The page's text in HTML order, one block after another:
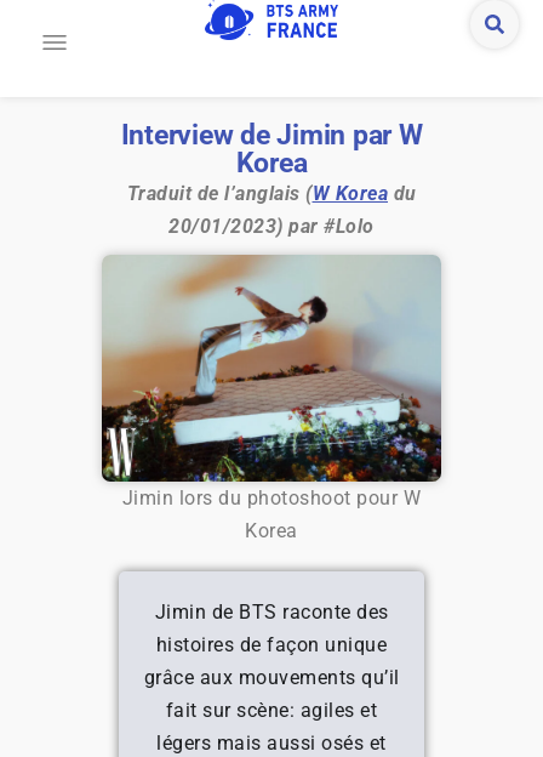
Interview de Jimin par W
Korea
Traduit de l’anglais (W Korea du
20/01/2023) par #Lolo
Jimin lors du photoshoot pour W
Korea
Jimin de BTS raconte des
histoires de façon unique
grâce aux mouvements qu’il
fait sur scène: agiles et
légers mais aussi osés et